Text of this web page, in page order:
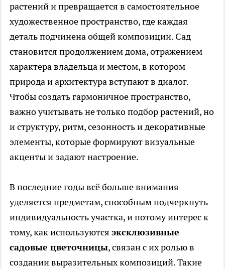
растений и превращается в самостоятельное
художественное пространство, где каждая
деталь подчинена общей композиции. Сад
становится продолжением дома, отражением
характера владельца и местом, в котором
природа и архитектура вступают в диалог.
Чтобы создать гармоничное пространство,
важно учитывать не только подбор растений, но
и структуру, ритм, сезонность и декоративные
элементы, которые формируют визуальные
акценты и задают настроение.
В последние годы всё больше внимания
уделяется предметам, способным подчеркнуть
индивидуальность участка, и потому интерес к
тому, как используются эксклюзивные
садовые цветочницы, связан с их ролью в
создании выразительных композиций. Такие